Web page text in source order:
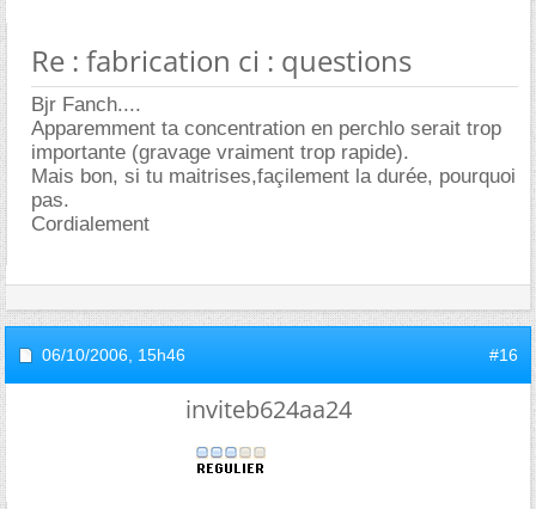
Re : fabrication ci : questions
Bjr Fanch....
Apparemment ta concentration en perchlo serait trop
importante (gravage vraiment trop rapide).
Mais bon, si tu maitrises,façilement la durée, pourquoi
pas.
Cordialement
06/10/2006, 15h46 #16
inviteb624aa24